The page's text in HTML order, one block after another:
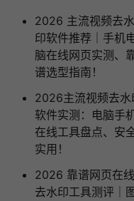
2026 主流视频去水
印软件推荐｜手机
脑在线网页实测、
谱选型指南！
2026主流视频去水
软件实测：电脑手
在线工具盘点、安
实用！
2026 靠谱网页在线
去水印工具测评｜